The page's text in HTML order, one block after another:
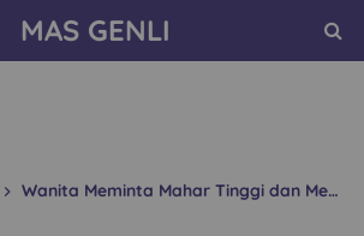
MAS GENLI
Wanita Meminta Mahar Tinggi dan Memberatkan Apa Diperbolehkan ?